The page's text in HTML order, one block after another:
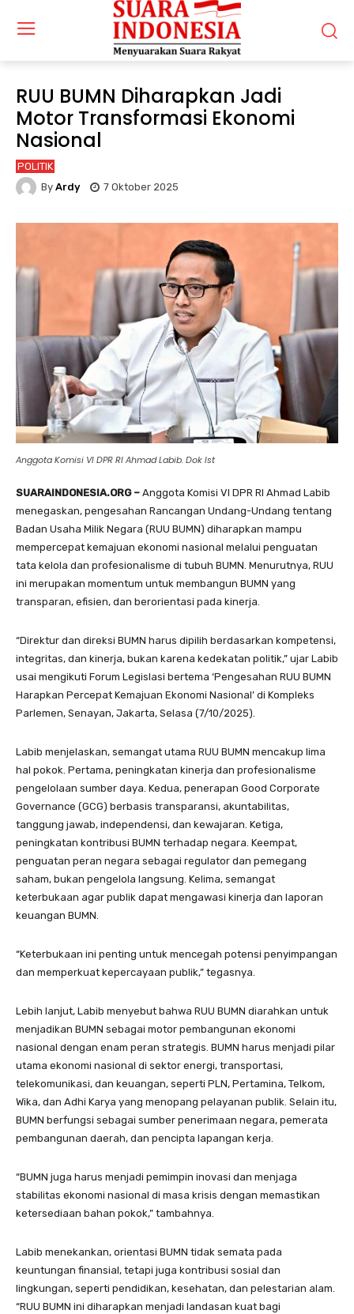
RUU BUMN Diharapkan Jadi
Motor Transformasi Ekonomi
Nasional
POLITIK
By Ardy 7 Oktober 2025
Anggota Komisi VI DPR RI Ahmad Labib. Dok Ist
SUARAINDONESIA.ORG – Anggota Komisi VI DPR RI Ahmad Labib
menegaskan, pengesahan Rancangan Undang-Undang tentang
Badan Usaha Milik Negara (RUU BUMN) diharapkan mampu
mempercepat kemajuan ekonomi nasional melalui penguatan
tata kelola dan profesionalisme di tubuh BUMN. Menurutnya, RUU
ini merupakan momentum untuk membangun BUMN yang
transparan, efisien, dan berorientasi pada kinerja.
“Direktur dan direksi BUMN harus dipilih berdasarkan kompetensi,
integritas, dan kinerja, bukan karena kedekatan politik,” ujar Labib
usai mengikuti Forum Legislasi bertema ‘Pengesahan RUU BUMN
Harapkan Percepat Kemajuan Ekonomi Nasional’ di Kompleks
Parlemen, Senayan, Jakarta, Selasa (7/10/2025).
Labib menjelaskan, semangat utama RUU BUMN mencakup lima
hal pokok. Pertama, peningkatan kinerja dan profesionalisme
pengelolaan sumber daya. Kedua, penerapan Good Corporate
Governance (GCG) berbasis transparansi, akuntabilitas,
tanggung jawab, independensi, dan kewajaran. Ketiga,
peningkatan kontribusi BUMN terhadap negara. Keempat,
penguatan peran negara sebagai regulator dan pemegang
saham, bukan pengelola langsung. Kelima, semangat
keterbukaan agar publik dapat mengawasi kinerja dan laporan
keuangan BUMN.
“Keterbukaan ini penting untuk mencegah potensi penyimpangan
dan memperkuat kepercayaan publik,” tegasnya.
Lebih lanjut, Labib menyebut bahwa RUU BUMN diarahkan untuk
menjadikan BUMN sebagai motor pembangunan ekonomi
nasional dengan enam peran strategis. BUMN harus menjadi pilar
utama ekonomi nasional di sektor energi, transportasi,
telekomunikasi, dan keuangan, seperti PLN, Pertamina, Telkom,
Wika, dan Adhi Karya yang menopang pelayanan publik. Selain itu,
BUMN berfungsi sebagai sumber penerimaan negara, pemerata
pembangunan daerah, dan pencipta lapangan kerja.
“BUMN juga harus menjadi pemimpin inovasi dan menjaga
stabilitas ekonomi nasional di masa krisis dengan memastikan
ketersediaan bahan pokok,” tambahnya.
Labib menekankan, orientasi BUMN tidak semata pada
keuntungan finansial, tetapi juga kontribusi sosial dan
lingkungan, seperti pendidikan, kesehatan, dan pelestarian alam.
“RUU BUMN ini diharapkan menjadi landasan kuat bagi